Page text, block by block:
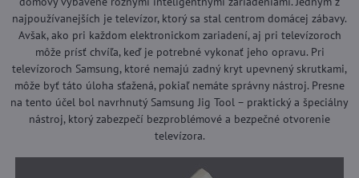
najpoužívanejších je televízor, ktorý sa stal centrom domácej zábavy.
Avšak, ako pri každom elektronickom zariadení, aj pri televízoroch
môže prísť chvíľa, keď je potrebné vykonať jeho opravu. Pri
televízoroch Samsung, ktoré nemajú zadný kryt upevnený skrutkami,
môže byť táto úloha sťažená, pokiaľ nemáte správny nástroj. Presne
na tento účel bol navrhnutý Samsung Jig Tool – praktický a špeciálny
nástroj, ktorý zabezpečí bezproblémové a bezpečné otvorenie
televízora.